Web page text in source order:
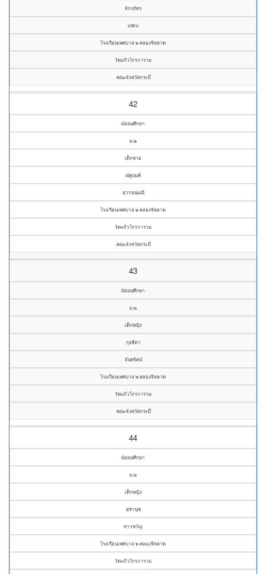
จักรภัทร
แซ่เบ
โรงเรียนเทศบาล ๒ คลองจิหลาด
วัดแก้วโกรวาราม
คณะจังหวัดกระบี่
42
มัธยมศึกษา
ม.๒
เด็กชาย
ณัฐนนท์
สุวรรณมณี
โรงเรียนเทศบาล ๒ คลองจิหลาด
วัดแก้วโกรวาราม
คณะจังหวัดกระบี่
43
มัธยมศึกษา
ม.๒
เด็กหญิง
กุลธิดา
จันทรัตน์
โรงเรียนเทศบาล ๒ คลองจิหลาด
วัดแก้วโกรวาราม
คณะจังหวัดกระบี่
44
มัธยมศึกษา
ม.๒
เด็กหญิง
สุชานุช
ขาวขวัญ
โรงเรียนเทศบาล ๒ คลองจิหลาด
วัดแก้วโกรวาราม